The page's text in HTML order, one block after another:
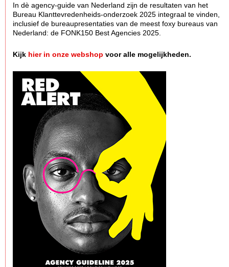
In dè agency-guide van Nederland zijn de resultaten van het
Bureau Klanttevredenheids-onderzoek 2025 integraal te vinden,
inclusief de bureaupresentaties van de meest foxy bureaus van
Nederland: de FONK150 Best Agencies 2025.
Kijk hier in onze webshop voor alle mogelijkheden.